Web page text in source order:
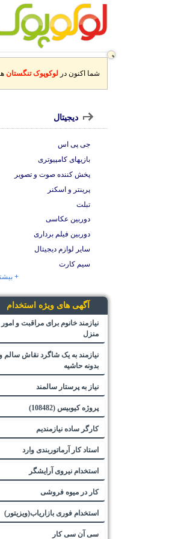
شما اکنون در لوکوپوک تنگستان
دیجیتال
جی پی اس
بازیهای کامپیوتری
پخش کننده صوت و تصویر
پرینتر و اسکنر
تبلت
دوربین عکاسی
دوربین فیلم برداری
سایر لوازم دیجیتال
سیم کارت
+
آگهی های ویژه استخدام
نیازمند خانوم برای مراقبت و امور
منزل
نیازمند به یک شاگرد نقاش سالم و
بدونه حاشیه
نیاز به پرستار سالمند
پروژه کیوبیس (108482)
کارگر ساده نیازمندیم
استاد کار آرماتوربندی وارد
استخدام نیروی آرایشگر
کار در میوه فروشی
استخدام فوری بازاریاب(ویزیتور)
سی آن سی کار